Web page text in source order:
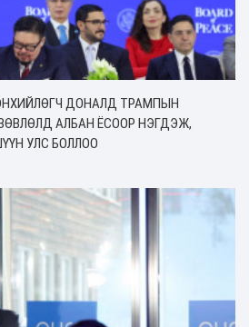
ДОНАЛД ТРАМПЫН
АЛБАН ЁСООР НЭГДЭЖ,
УЛС БОЛЛОО